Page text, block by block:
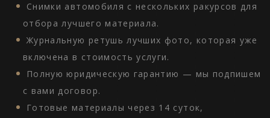
Снимки автомобиля с нескольких ракурсов для
отбора лучшего материала.
Журнальную ретушь лучших фото, которая уже
включена в стоимость услуги.
Полную юридическую гарантию — мы подпишем
с вами договор.
Готовые материалы через 14 суток,